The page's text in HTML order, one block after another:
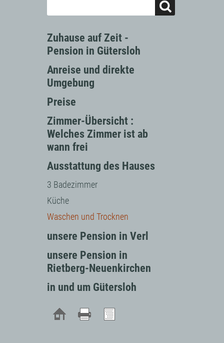
Zuhause auf Zeit -
Pension in Gütersloh
Anreise und direkte
Umgebung
Preise
Zimmer-Übersicht :
Welches Zimmer ist ab
wann frei
Ausstattung des Hauses
3 Badezimmer
Küche
Waschen und Trocknen
unsere Pension in Verl
unsere Pension in
Rietberg-Neuenkirchen
in und um Gütersloh